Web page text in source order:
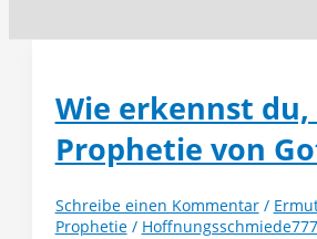
Wie erkennst du,
Prophetie von
Schreibe einen Kommentar /
Prophetie/ Hoffnungsschmiede777